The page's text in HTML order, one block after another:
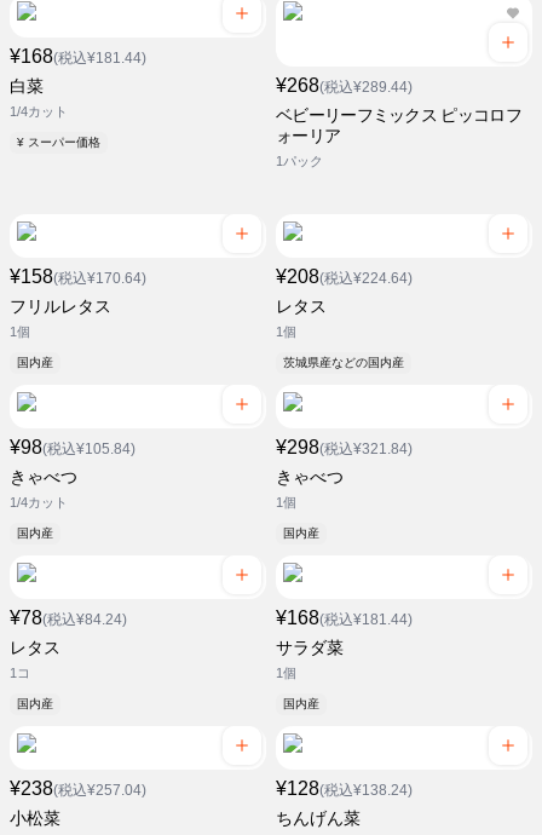
¥168(税込¥181.44)
白菜
1/4カット
¥ スーパー価格
¥268(税込¥289.44)
ベビーリーフミックス ピッコロフ
ォーリア
1パック
¥158(税込¥170.64)
フリルレタス
1個
国内産
¥208(税込¥224.64)
レタス
1個
茨城県産などの国内産
¥98(税込¥105.84)
きゃべつ
1/4カット
国内産
¥298(税込¥321.84)
きゃべつ
1個
国内産
¥78(税込¥84.24)
レタス
1コ
国内産
¥168(税込¥181.44)
サラダ菜
1個
国内産
¥238(税込¥257.04)
小松菜
¥128(税込¥138.24)
ちんげん菜